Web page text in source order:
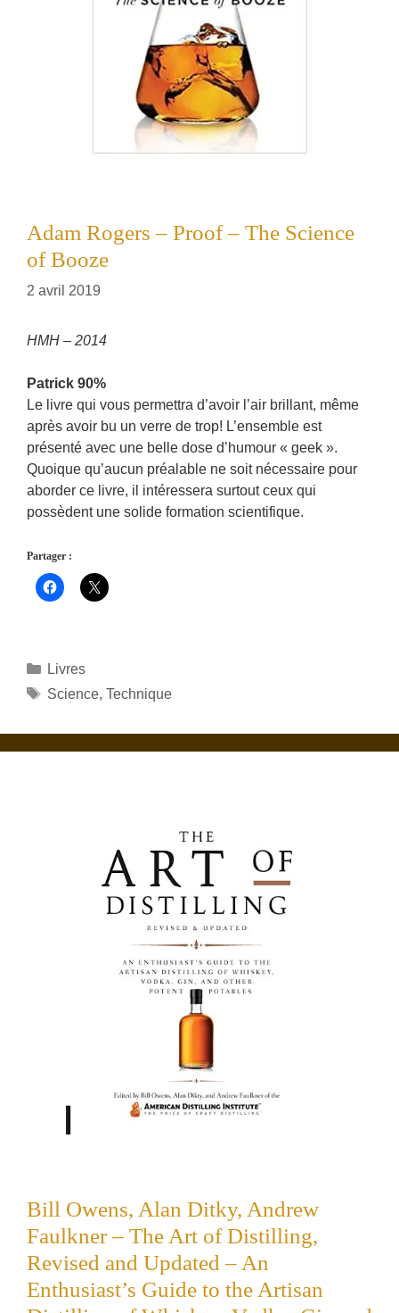
Adam Rogers – Proof – The Science
of Booze
2 avril 2019
HMH – 2014
Patrick 90%
Le livre qui vous permettra d’avoir l’air brillant, même
après avoir bu un verre de trop! L’ensemble est
présenté avec une belle dose d’humour « geek ».
Quoique qu’aucun préalable ne soit nécessaire pour
aborder ce livre, il intéressera surtout ceux qui
possèdent une solide formation scientifique.
Partager :
Catégories
Livres
Étiquettes
Science, Technique
Bill Owens, Alan Ditky, Andrew
Faulkner – The Art of Distilling,
Revised and Updated – An
Enthusiast’s Guide to the Artisan